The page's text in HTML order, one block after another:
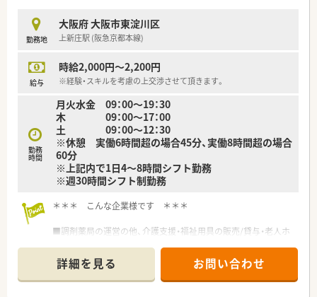
が3名分あり、どの方も非常に穏やかでお人柄の素敵な方々で
す！
■残業が発生する場合、残業代は1分単位でつくため、サービス
■1階を待合室・2階を調剤室として分けており、基本的には1階
での投薬がメインのお仕事です。調剤薬局でのご経験がある方
♪2階から1階へのお薬の受け渡しはベルトコンベアで対応して
いますので、階段の上り下りの必要はありません。
■カウンセリングに力をいれており、ゆとりをもって患者様対応
が出来る環境を整えています。
＜ 大手ならではの充実の福利厚生！ ＞
■社員持株制度、保険関連の割引制度やチケット類やレジャー施
いほど多くの福利厚生がございます！
が、参加される場合は交通費の支給もあります♪
勤務地
大阪府 大阪市東淀川区
上新庄駅 (阪急京都本線)
給与
時給2,000円～2,200円
※経験・スキルを考慮の上交渉させて頂きます。
勤務
時間
月火水金 09：00～19：30
木 09：00～17：00
土 09：00～12：30
※休憩 実働6時間超の場合45分、実働8時間超の場合
60分
※上記内で1日4～8時間シフト勤務
※週30時間シフト制勤務
＊＊＊ こんな企業様です ＊＊＊
■調剤薬局の運営の他、介護支援・福祉用具の販売/貸与・老人ホ
■薬剤師でもある代表を中心に、
心身の健康増進を目指したより良い医療・介護・健康増進サー
詳細を見る お問い合わせ